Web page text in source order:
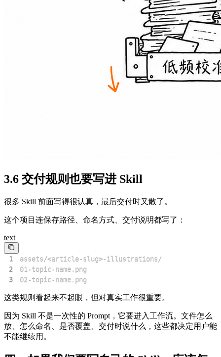
3.6 交付规则也要写进 Skill
很多 Skill 前面写得很认真，最后交付时又散了。
这个项目连保存路径、命名方式、交付说明都写了：
text
1
2
3
02-topic-name.png
这类规则看起来不起眼，但对真实工作很重要。
因为 Skill 不是一次性的 Prompt，它要进入工作流。文件怎么
放、怎么命名、是否覆盖、交付时说什么，这些都决定用户能
不能继续用。